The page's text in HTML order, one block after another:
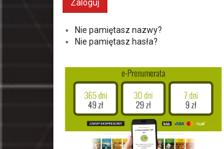
Nie pamiętasz nazwy?
Nie pamiętasz hasła?